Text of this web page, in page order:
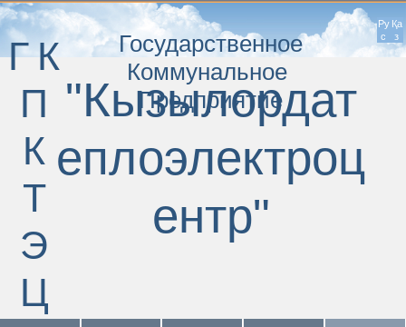
"Кызылордат
еплоэлектроц
ентр"
Государственное
Коммунальное
Предприятие
ГК
П
К
Т
Э
Ц
Ру
с
Қа
з